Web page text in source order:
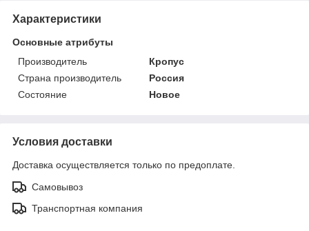
Характеристики
Основные атрибуты
Производитель
Кропус
Страна производитель
Россия
Состояние
Новое
Условия доставки
Доставка осуществляется только по предоплате.
Самовывоз
Транспортная компания